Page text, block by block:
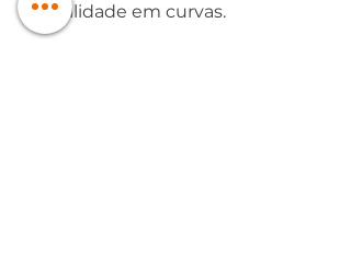
estabilidade em curvas.